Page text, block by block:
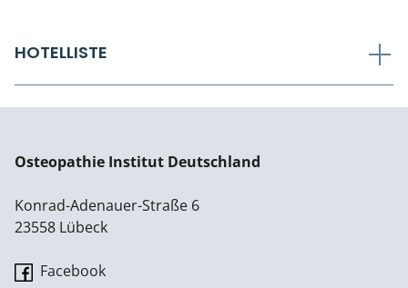
HOTELLISTE
Osteopathie Institut Deutschland
Konrad-Adenauer-Straße 6
23558 Lübeck
Facebook